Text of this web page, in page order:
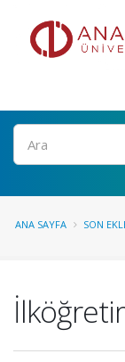
Ara
ANA SAYFA SON